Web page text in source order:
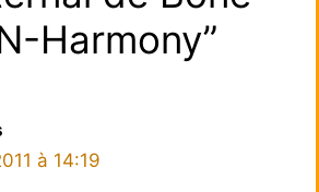
Harmony”
à 14:19